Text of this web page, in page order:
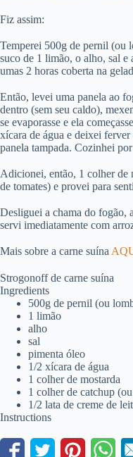
Fiz assim:
Temperei 500g de pernil (ou
suco de 1 limão, o alho, sal e
umas 2 horas coberta na
Então, levei uma panela ao
dentro (sem seu caldo),
se evaporasse e ela
xícara de água e deixei
panela tampada. Cozinhei
Adicionei, então, 1 colher de
de tomates) e provei para
Desliguei a chama do fogão,
servi imediatamente com
Mais sobre a carne suína
Strogonoff de carne suína
Ingredients
500g de pernil (ou
1 limão
alho
sal
pimenta óleo
1/2 xícara de água
1 colher de mostarda
1 colher de catchup
1/2 lata de creme de
Instructions